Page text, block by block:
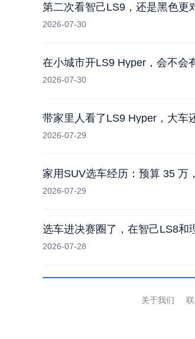
第二次看智己LS9，还是黑色更
2026-07-30
在小城市开LS9 Hyper，会不会
2026-07-30
带家里人看了LS9 Hyper，大车
2026-07-29
家用SUV选车经历：预算 35 万
2026-07-29
选车进决赛圈了，在智己LS8和
2026-07-28
关于我们